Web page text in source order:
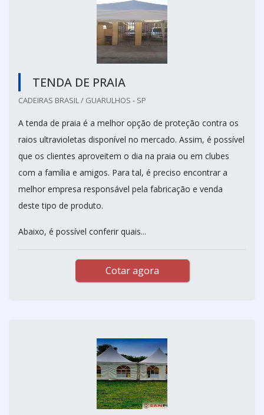
TENDA DE PRAIA
CADEIRAS BRASIL / GUARULHOS - SP
A tenda de praia é a melhor opção de proteção contra os
raios ultravioletas disponível no mercado. Assim, é possível
que os clientes aproveitem o dia na praia ou em clubes
com a família e amigos. Para tal, é preciso encontrar a
melhor empresa responsável pela fabricação e venda
deste tipo de produto.
Abaixo, é possível conferir quais...
Cotar agora